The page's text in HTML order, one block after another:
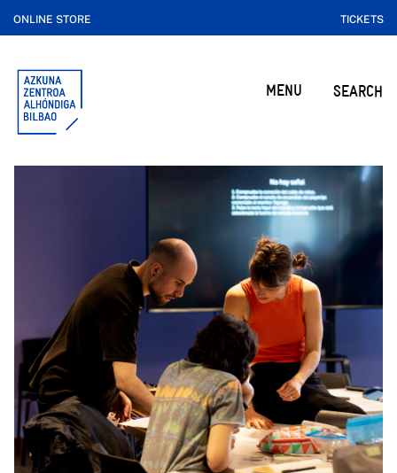
ONLINE STORE TICKETS
MENU SEARCH